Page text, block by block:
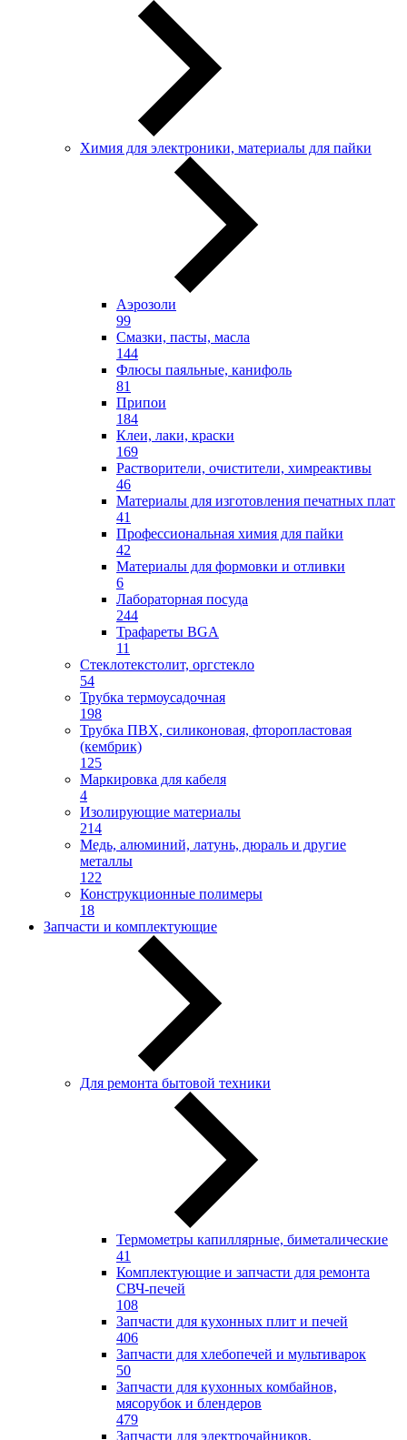
Химия для электроники, материалы для пайки
Аэрозоли
99
Смазки, пасты, масла
144
Флюсы паяльные, канифоль
81
Припои
184
Клеи, лаки, краски
169
Растворители, очистители, химреактивы
46
Материалы для изготовления печатных плат
41
Профессиональная химия для пайки
42
Материалы для формовки и отливки
6
Лабораторная посуда
244
Трафареты BGA
11
Стеклотекстолит, оргстекло
54
Трубка термоусадочная
198
Трубка ПВХ, силиконовая, фторопластовая
(кембрик)
125
Маркировка для кабеля
4
Изолирующие материалы
214
Медь, алюминий, латунь, дюраль и другие
металлы
122
Конструкционные полимеры
18
Запчасти и комплектующие
Для ремонта бытовой техники
Термометры капиллярные, биметалические
41
Комплектующие и запчасти для ремонта
СВЧ-печей
108
Запчасти для кухонных плит и печей
406
Запчасти для хлебопечей и мультиварок
50
Запчасти для кухонных комбайнов,
мясорубок и блендеров
479
Запчасти для электрочайников,